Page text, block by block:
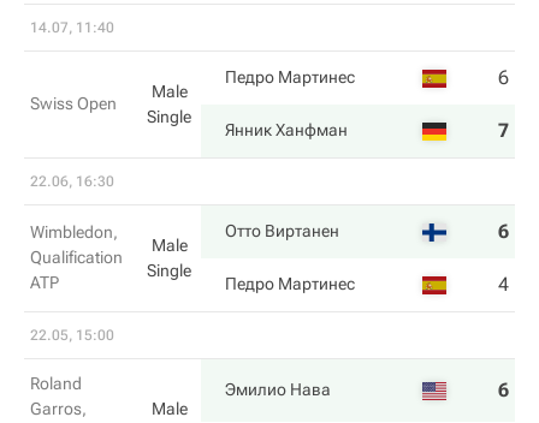
14.07, 11:40
Swiss Open
Male
Single
Педро Мартинес 6
Янник Ханфман 7
22.06, 16:30
Wimbledon,
Qualification
ATP
Male
Single
Отто Виртанен 6
Педро Мартинес 4
22.05, 15:00
Roland
Garros,
Male
Эмилио Нава 6